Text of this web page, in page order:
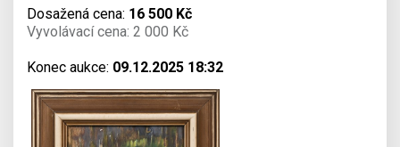
Dosažená cena: 16 500 Kč
Vyvolávací cena: 2 000 Kč
Konec aukce: 09.12.2025 18:32